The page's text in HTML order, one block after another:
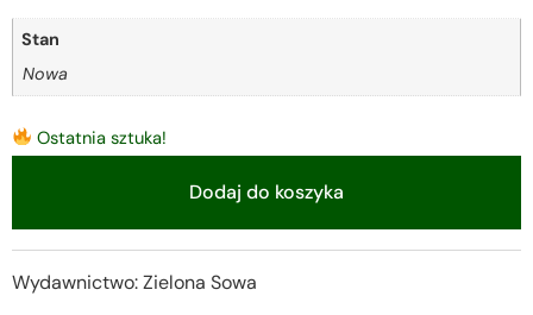
Stan
Nowa
Ostatnia sztuka!
Dodaj do koszyka
Wydawnictwo: Zielona Sowa